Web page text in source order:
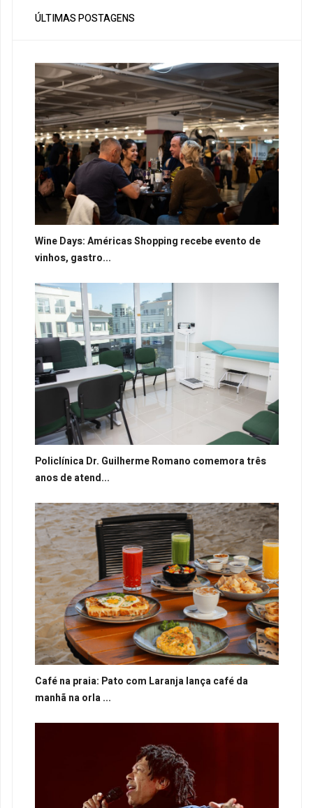
ÚLTIMAS POSTAGENS
Wine Days: Américas Shopping recebe evento de
vinhos, gastro...
Policlínica Dr. Guilherme Romano comemora três
anos de atend...
Café na praia: Pato com Laranja lança café da
manhã na orla ...